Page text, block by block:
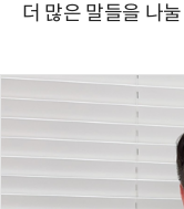
더 많은 말들을 나